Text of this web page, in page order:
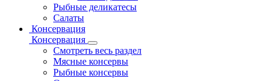
Рыбные деликатесы
Салаты
Консервация
Консервация
Смотреть весь раздел
Мясные консервы
Рыбные консервы